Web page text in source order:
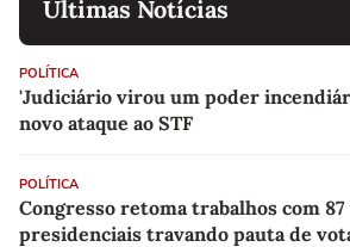
Últimas Notícias
POLÍTICA
'Judiciário virou um poder
novo ataque ao STF
POLÍTICA
Congresso retoma trabalhos com
presidenciais travando pauta de